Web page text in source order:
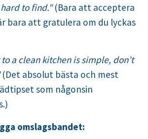
to find."(Bara att acceptera
bara att gratulera om du lyckas
a clean kitchen is simple, don’t
(Det absolut bästa och mest
som någonsin
omslagsbandet: